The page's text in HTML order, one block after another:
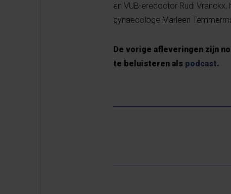
en VUB-eredoctor Rudi
gynaecologe Marleen
De vorige afleveringen zijn
te beluisteren als podcast.